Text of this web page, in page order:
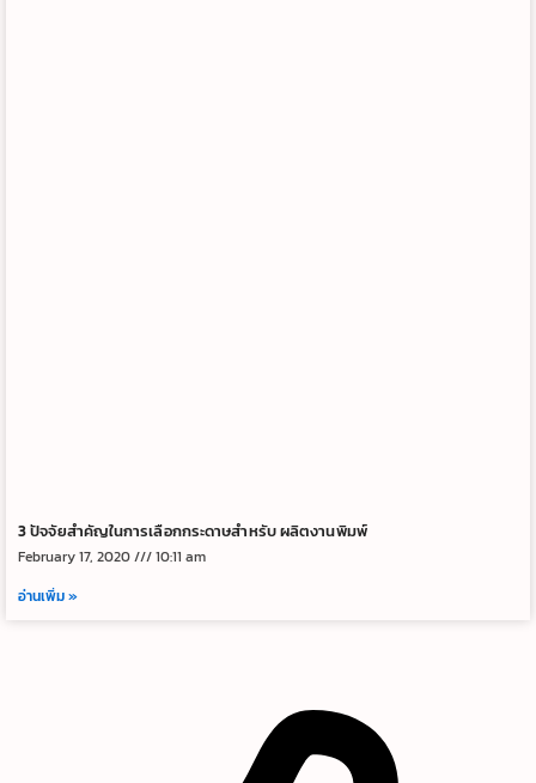
3 ปัจจัยสำคัญในการเลือกกระดาษสำหรับ ผลิตงานพิมพ์
February 17, 2020
10:11 am
อ่านเพิ่ม »